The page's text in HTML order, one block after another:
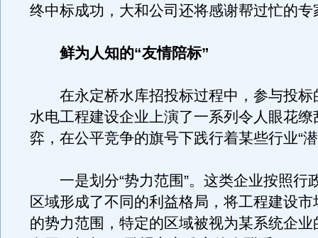
终中标成功，大和公司还将感谢帮过忙的专
鲜为人知的“友情陪标”
在永定桥水库招投标过程中，参与投标
水电工程建设企业上演了一系列令人眼花缭
弈，在公平竞争的旗号下践行着某些行业“
一是划分“势力范围”。这类企业按照行
区域形成了不同的利益格局，将工程建设
的势力范围，特定的区域被视为某系统企业